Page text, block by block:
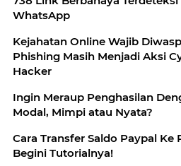
WhatsApp
Kejahatan Online Wajib
Phishing Masih Menjadi Aksi
Hacker
Ingin Meraup Penghasilan
Modal, Mimpi atau Nyata?
Cara Transfer Saldo Paypal Ke
Begini Tutorialnya!